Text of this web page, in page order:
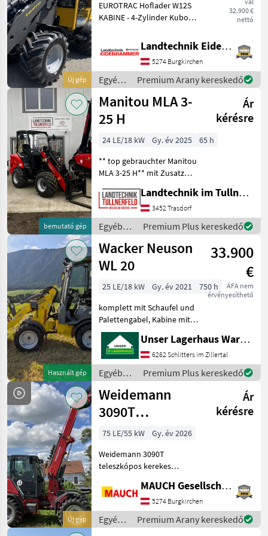
Új gép
32.900 €
nettó
EUROTRAC Hoflader W12S
KABINE - 4-Zylinder Kubota-
Vollkabine mit Heizung und
Lüftung - 2-stufiger
Fahrantrieb -
Zusatzhydraulik über Joys
Landtechnik Eidenhammer GmbH
5274 Burgkirchen
Egyéb
mezőgazdasági
erőgépek
/
Eurotrac
Premium Arany kereskedő
bemutató gép
Manitou MLA 3-
25 H
Ár
kérésre
24 LE/18 kW Gy. év 2025
65 h
** top gebrauchter Manitou
MLA 3-25 H** mit Zusatz
und Speedlimiter für
Kehrmaschinen-/Mäharbeiten.
+ Arbeitsscheinwerfer LED +
Arbeitss
Landtechnik im Tullnerfeld Wilhelm Bayerl GmbH
3452 Trasdorf
Egyéb
mezőgazdasági
erőgépek
/
Manitou
Premium Plus kereskedő
Használt gép
Wacker Neuson
WL 20
33.900
€
ÁFA nem
érvényesíthető
25 LE/18 kW Gy. év 2021
750 h
komplett mit Schaufel und
Palettengabel, Kabine mit
Heizung, Lenksäule
verstellbar, 3. Funktion,
Arbeitsscheinwerfer vorne
und hinten,
Anhängevorrichtung,
Beleuchtun
Unser Lagerhaus Warenhandelsges.m.b.H.
6262 Schlitters im Zillertal
Egyéb
mezőgazdasági
erőgépek
/ Wacker
Neuson
Premium Plus kereskedő
Új gép
Weidemann
3090T
teleszkópos
kerekes rakodó
ÚJDONSÁG
Ár
kérésre
75 LE/55 kW
Gy. év 2026
Weidemann 3090T
teleszkópos kerekes
mm-es kanálforgáspont -
75 PS - tágas, kényelmes
fülke - 20 km/h, 30 km/h
vagy 40 km/h sebesség
MAUCH Gesellschaft m.b.H. & Co.KG
5274 Burgkirchen
Egyéb
mezőgazdasági
Premium Arany kereskedő